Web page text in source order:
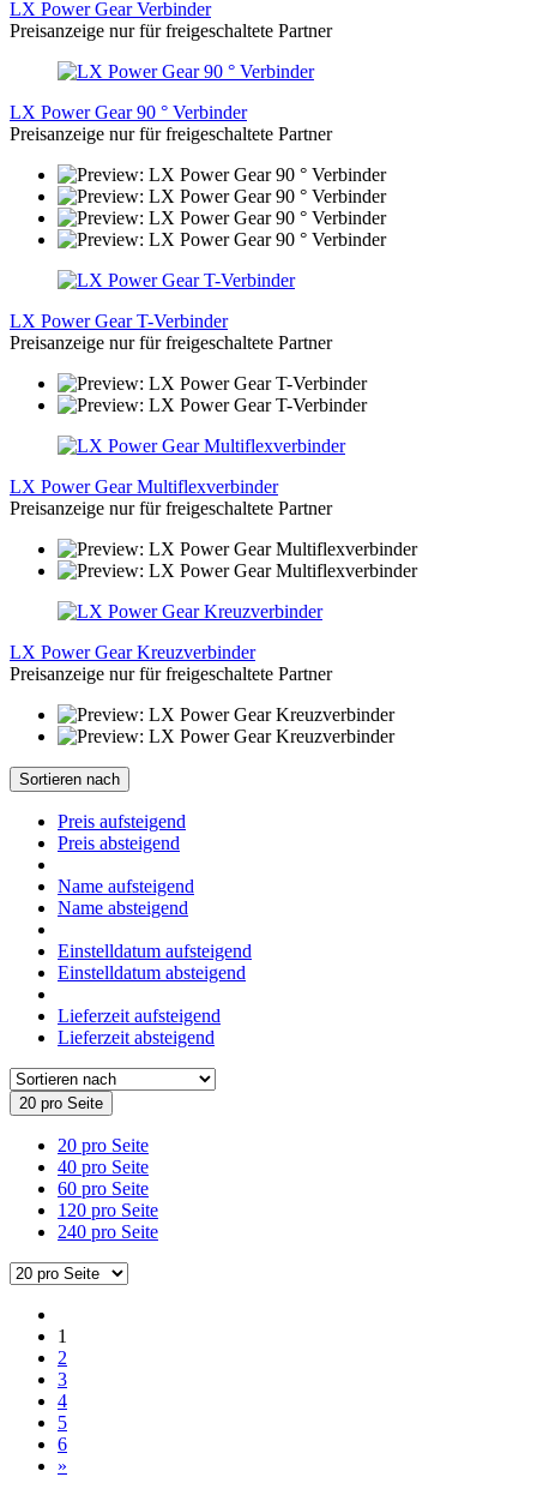
LX Power Gear Verbinder
Preisanzeige nur für freigeschaltete Partner
LX Power Gear 90 ° Verbinder
Preisanzeige nur für freigeschaltete Partner
LX Power Gear T-Verbinder
Preisanzeige nur für freigeschaltete Partner
LX Power Gear Multiflexverbinder
Preisanzeige nur für freigeschaltete Partner
LX Power Gear Kreuzverbinder
Preisanzeige nur für freigeschaltete Partner
Sortieren nach
Preis aufsteigend
Preis absteigend
Name aufsteigend
Name absteigend
Einstelldatum aufsteigend
Einstelldatum absteigend
Lieferzeit aufsteigend
Lieferzeit absteigend
20 pro Seite
20 pro Seite
40 pro Seite
60 pro Seite
120 pro Seite
240 pro Seite
1
2
3
4
5
6
»